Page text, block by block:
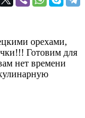
орехами,
Готовим для
нет времени